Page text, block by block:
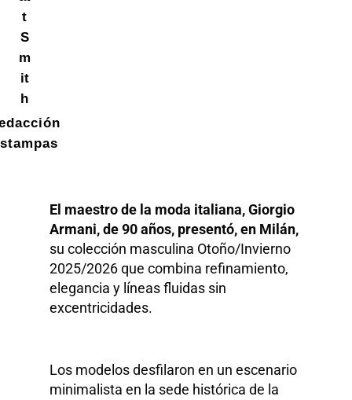
t
S
m
it
h
El maestro de la moda italiana, Giorgio
Armani, de 90 años, presentó, en Milán,
su colección masculina Otoño/Invierno
2025/2026 que combina refinamiento,
elegancia y líneas fluidas sin
excentricidades.
Los modelos desfilaron en un escenario
minimalista en la sede histórica de la